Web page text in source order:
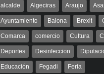
alcalde Algeciras Araujo
Ayuntamiento Balona Brexit
Comarca comercio Cultura
Deportes Desinfeccion
Educación Fegadi Feria